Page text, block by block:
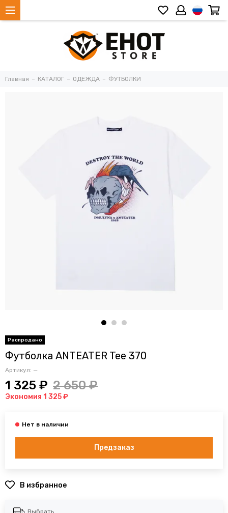
Главная КАТАЛОГ ОДЕЖДА ФУТБОЛКИ
Футболка ANTEATER Tee 370
Артикул: —
1 325 ₽ 2 650 ₽
Экономия 1 325 ₽
Предзаказ
В избранное
Выбрать